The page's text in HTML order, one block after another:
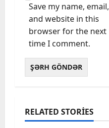
Save my name, email,
and website in this
browser for the next
time I comment.
RELATED STORIES